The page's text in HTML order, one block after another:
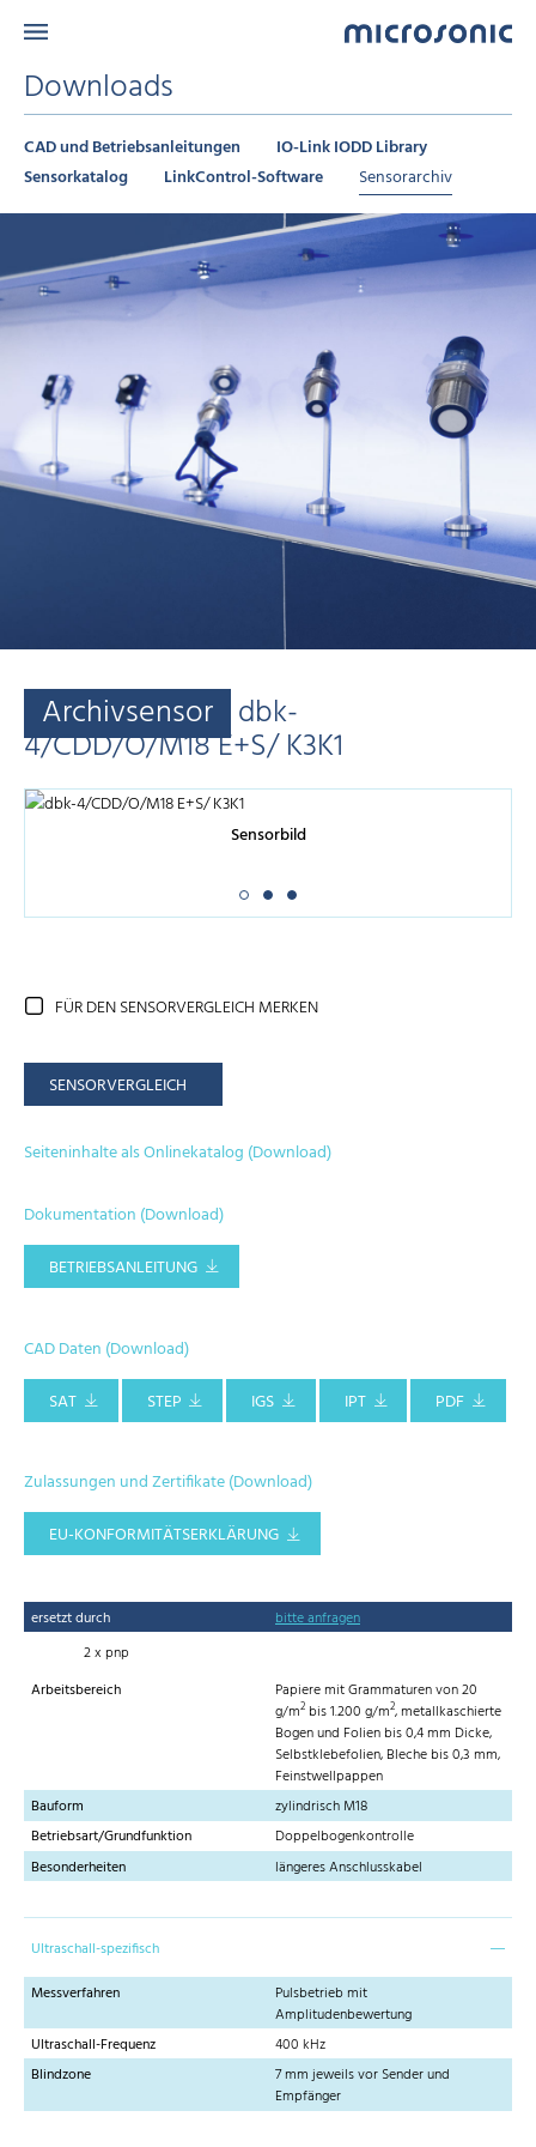
Downloads
CAD und Betriebsanleitungen
IO-Link IODD Library
Sensorkatalog
LinkControl-Software Sensorarchiv
Archivsensor dbk-
4/CDD/O/M18 E+S/ K3K1
Sensorbild
FÜR DEN SENSORVERGLEICH MERKEN
SENSORVERGLEICH
Seiteninhalte als Onlinekatalog (Download)
Dokumentation (Download)
BETRIEBSANLEITUNG
CAD Daten (Download)
SAT
STEP IGS IPT PDF
Zulassungen und Zertifikate (Download)
EU-KONFORMITÄTSERKLÄRUNG
ersetzt durch
bitte anfragen
2 x pnp
Arbeitsbereich
Papiere mit Grammaturen von 20
g/m2 bis 1.200 g/m2, metallkaschierte
Bogen und Folien bis 0,4 mm Dicke,
Selbstklebefolien, Bleche bis 0,3 mm,
Feinstwellpappen
Bauform
zylindrisch M18
Betriebsart/Grundfunktion
Doppelbogenkontrolle
Besonderheiten
längeres Anschlusskabel
Ultraschall-spezifisch
Messverfahren
Pulsbetrieb mit
Amplitudenbewertung
Ultraschall-Frequenz
400 kHz
Blindzone
7 mm jeweils vor Sender und
Empfänger